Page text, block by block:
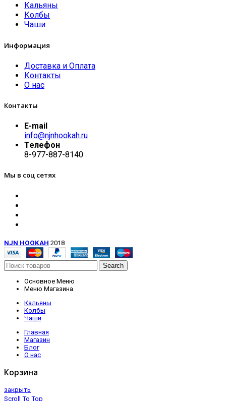
Кальяны
Колбы
Чаши
Информация
Доставка и Оплата
Контакты
О нас
Контакты
E-mail
info@njnhookah.ru
Телефон
8-977-887-8140
Мы в соц сетях
NJN HOOKAH 2018
Search
Основное Меню
Меню Магазина
Кальяны
Колбы
Чаши
Главная
Магазин
Блог
О нас
Корзина
закрыть
Scroll To Top